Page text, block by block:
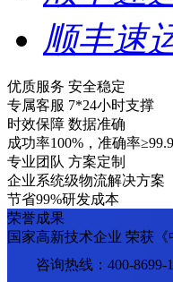
顺丰速
优质服务 安全稳定
专属客服 7*24小时支撑
时效保障 数据准确
成功率100%，准确率
专业团队 方案定制
企业系统级物流解决方案
节省99%研发成本
荣誉成果
国家高新技术企业 荣获
咨询热线：400-8699-